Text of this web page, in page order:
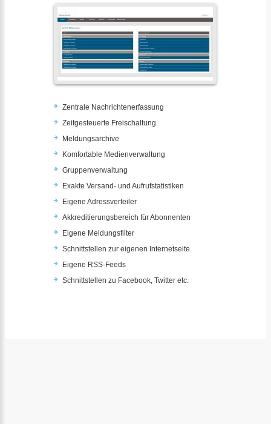
Zentrale Nachrichtenerfassung
Zeitgesteuerte Freischaltung
Meldungsarchive
Komfortable Medienverwaltung
Gruppenverwaltung
Exakte Versand- und Aufrufstatistiken
Eigene Adressverteiler
Akkreditierungsbereich für Abonnenten
Eigene Meldungsfilter
Schnittstellen zur eigenen Internetseite
Eigene RSS-Feeds
Schnittstellen zu Facebook, Twitter etc.